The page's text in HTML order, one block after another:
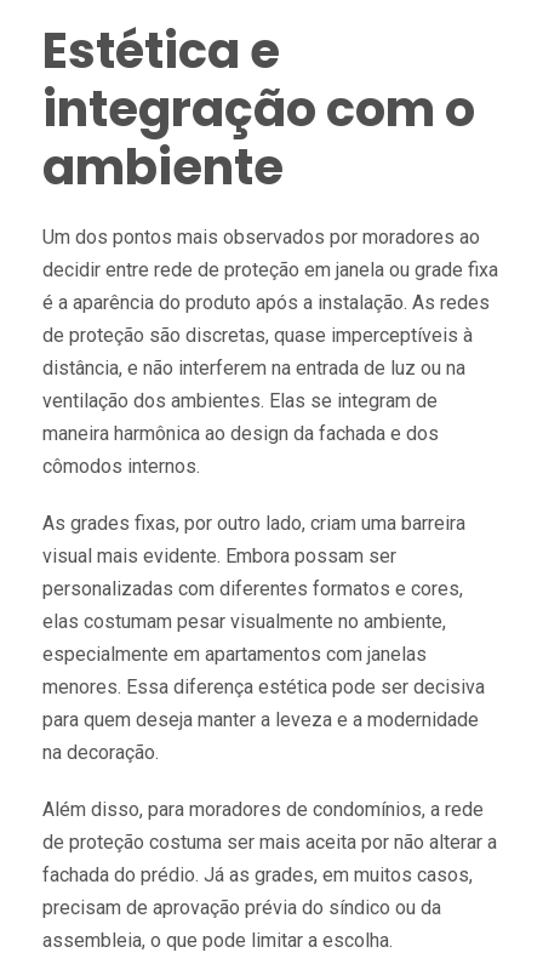
Estética e
integração com o
ambiente
Um dos pontos mais observados por moradores ao
decidir entre rede de proteção em janela ou grade fixa
é a aparência do produto após a instalação. As redes
de proteção são discretas, quase imperceptíveis à
distância, e não interferem na entrada de luz ou na
ventilação dos ambientes. Elas se integram de
maneira harmônica ao design da fachada e dos
cômodos internos.
As grades fixas, por outro lado, criam uma barreira
visual mais evidente. Embora possam ser
personalizadas com diferentes formatos e cores,
elas costumam pesar visualmente no ambiente,
especialmente em apartamentos com janelas
menores. Essa diferença estética pode ser decisiva
para quem deseja manter a leveza e a modernidade
na decoração.
Além disso, para moradores de condomínios, a rede
de proteção costuma ser mais aceita por não alterar a
fachada do prédio. Já as grades, em muitos casos,
precisam de aprovação prévia do síndico ou da
assembleia, o que pode limitar a escolha.